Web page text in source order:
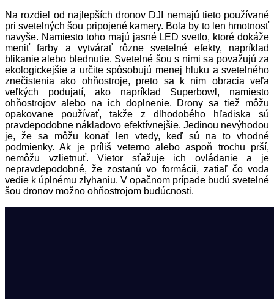
Na rozdiel od najlepších dronov DJI nemajú tieto používané
pri svetelných šou pripojené kamery. Bola by to len hmotnosť
navyše. Namiesto toho majú jasné LED svetlo, ktoré dokáže
meniť farby a vytvárať rôzne svetelné efekty, napríklad
blikanie alebo blednutie. Svetelné šou s nimi sa považujú za
ekologickejšie a určite spôsobujú menej hluku a svetelného
znečistenia ako ohňostroje, preto sa k nim obracia veľa
veľkých podujatí, ako napríklad Superbowl, namiesto
ohňostrojov alebo na ich doplnenie. Drony sa tiež môžu
opakovane používať, takže z dlhodobého hľadiska sú
pravdepodobne nákladovo efektívnejšie. Jedinou nevýhodou
je, že sa môžu konať len vtedy, keď sú na to vhodné
podmienky. Ak je príliš veterno alebo aspoň trochu prší,
nemôžu vzlietnuť. Vietor sťažuje ich ovládanie a je
nepravdepodobné, že zostanú vo formácii, zatiaľ čo voda
vedie k úplnému zlyhaniu. V opačnom prípade budú svetelné
šou dronov možno ohňostrojom budúcnosti.